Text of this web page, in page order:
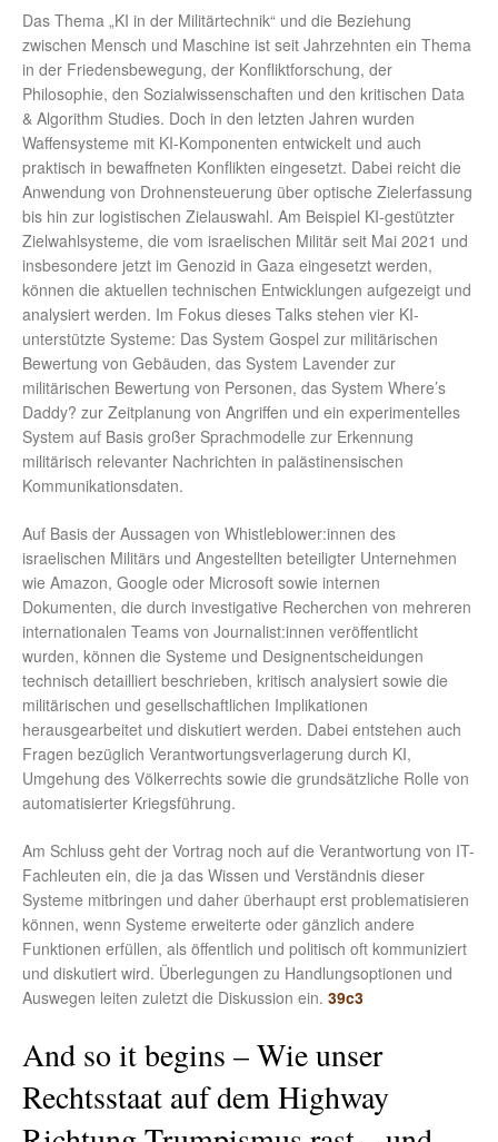
Das Thema „KI in der Militärtechnik“ und die Beziehung
zwischen Mensch und Maschine ist seit Jahrzehnten ein Thema
in der Friedensbewegung, der Konfliktforschung, der
Philosophie, den Sozialwissenschaften und den kritischen Data
& Algorithm Studies. Doch in den letzten Jahren wurden
Waffensysteme mit KI-Komponenten entwickelt und auch
praktisch in bewaffneten Konflikten eingesetzt. Dabei reicht die
Anwendung von Drohnensteuerung über optische Zielerfassung
bis hin zur logistischen Zielauswahl. Am Beispiel KI-gestützter
Zielwahlsysteme, die vom israelischen Militär seit Mai 2021 und
insbesondere jetzt im Genozid in Gaza eingesetzt werden,
können die aktuellen technischen Entwicklungen aufgezeigt und
analysiert werden. Im Fokus dieses Talks stehen vier KI-
unterstützte Systeme: Das System Gospel zur militärischen
Bewertung von Gebäuden, das System Lavender zur
militärischen Bewertung von Personen, das System Where’s
Daddy? zur Zeitplanung von Angriffen und ein experimentelles
System auf Basis großer Sprachmodelle zur Erkennung
militärisch relevanter Nachrichten in palästinensischen
Kommunikationsdaten.
Auf Basis der Aussagen von Whistleblower:innen des
israelischen Militärs und Angestellten beteiligter Unternehmen
wie Amazon, Google oder Microsoft sowie internen
Dokumenten, die durch investigative Recherchen von mehreren
internationalen Teams von Journalist:innen veröffentlicht
wurden, können die Systeme und Designentscheidungen
technisch detailliert beschrieben, kritisch analysiert sowie die
militärischen und gesellschaftlichen Implikationen
herausgearbeitet und diskutiert werden. Dabei entstehen auch
Fragen bezüglich Verantwortungsverlagerung durch KI,
Umgehung des Völkerrechts sowie die grundsätzliche Rolle von
automatisierter Kriegsführung.
Am Schluss geht der Vortrag noch auf die Verantwortung von IT-
Fachleuten ein, die ja das Wissen und Verständnis dieser
Systeme mitbringen und daher überhaupt erst problematisieren
können, wenn Systeme erweiterte oder gänzlich andere
Funktionen erfüllen, als öffentlich und politisch oft kommuniziert
und diskutiert wird. Überlegungen zu Handlungsoptionen und
Auswegen leiten zuletzt die Diskussion ein. 39c3
And so it begins – Wie unser
Rechtsstaat auf dem Highway